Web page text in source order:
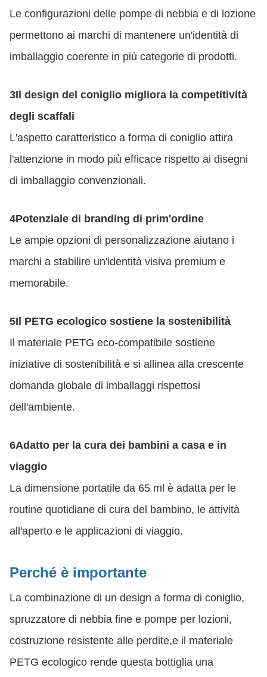
Le configurazioni delle pompe di nebbia e di lozione
permettono ai marchi di mantenere un'identità di
imballaggio coerente in più categorie di prodotti.
3Il design del coniglio migliora la competitività
degli scaffali
L'aspetto caratteristico a forma di coniglio attira
l'attenzione in modo più efficace rispetto ai disegni
di imballaggio convenzionali.
4Potenziale di branding di prim'ordine
Le ampie opzioni di personalizzazione aiutano i
marchi a stabilire un'identità visiva premium e
memorabile.
5Il PETG ecologico sostiene la sostenibilità
Il materiale PETG eco-compatibile sostiene
iniziative di sostenibilità e si allinea alla crescente
domanda globale di imballaggi rispettosi
dell'ambiente.
6Adatto per la cura dei bambini a casa e in
viaggio
La dimensione portatile da 65 ml è adatta per le
routine quotidiane di cura del bambino, le attività
all'aperto e le applicazioni di viaggio.
Perché è importante
La combinazione di un design a forma di coniglio,
spruzzatore di nebbia fine e pompe per lozioni,
costruzione resistente alle perdite,e il materiale
PETG ecologico rende questa bottiglia una